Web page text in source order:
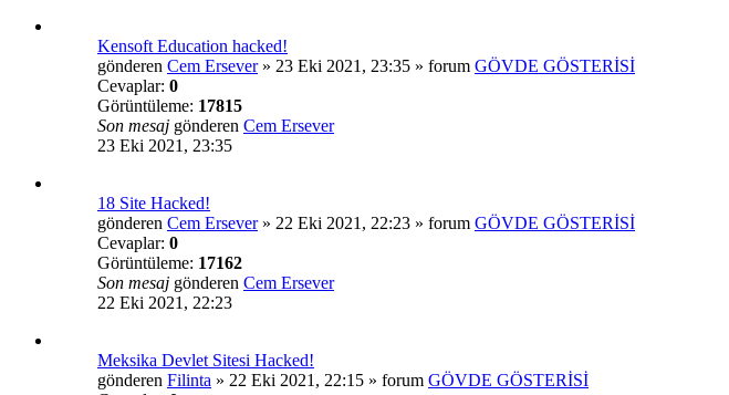
Kensoft Education hacked!
gönderen Cem Ersever» 23 Eki 2021, 23:35 » forum GÖVDE GÖSTERİSİ
Cevaplar: 0
Görüntüleme: 17815
Son mesaj gönderen Cem Ersever
23 Eki 2021, 23:35
18 Site Hacked!
gönderen Cem Ersever» 22 Eki 2021, 22:23 » forum GÖVDE GÖSTERİSİ
Cevaplar: 0
Görüntüleme: 17162
Son mesaj gönderen Cem Ersever
22 Eki 2021, 22:23
Meksika Devlet Sitesi Hacked!
gönderen Filinta » 22 Eki 2021, 22:15 » forum GÖVDE GÖSTERİSİ